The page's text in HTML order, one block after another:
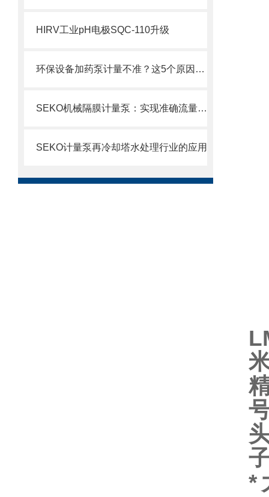
HIRV工业pH电极SQC-110升级
环保设备加药泵计量不准？这5个原因你可能没想到
SEKO机械隔膜计量泵：实现准确流量的理想选择
SEKO计量泵再冷却塔水处理行业的应用
*